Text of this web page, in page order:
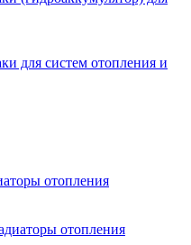
для систем отопления и
отопления
отопления